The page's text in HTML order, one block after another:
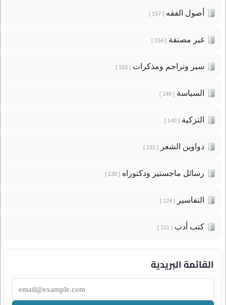
أصول الفقه[ 157 ]
غير مصنفة[ 154 ]
سير وتراجم ومذكرات[ 153 ]
السياسة[ 146 ]
التزكية[ 140 ]
دواوين الشعر[ 131 ]
رسائل ماجستير ودكتوراه[ 130 ]
التفاسير[ 124 ]
كتب أدب[ 121 ]
القائمة البريدية